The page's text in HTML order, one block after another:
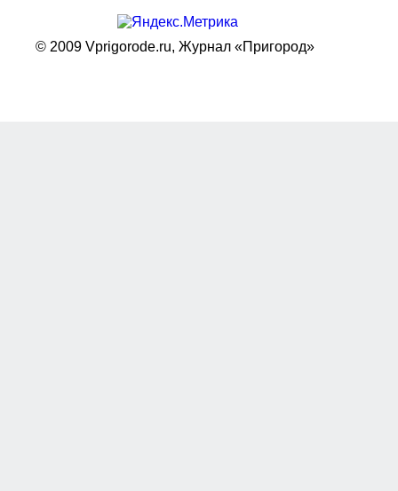
© 2009 Vprigorode.ru, Журнал «Пригород»